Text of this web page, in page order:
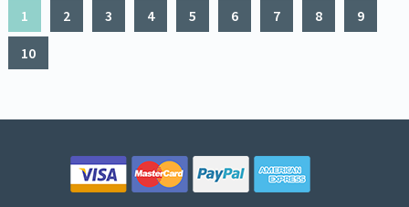
1 2 3 4 5 6 7 8 9
10